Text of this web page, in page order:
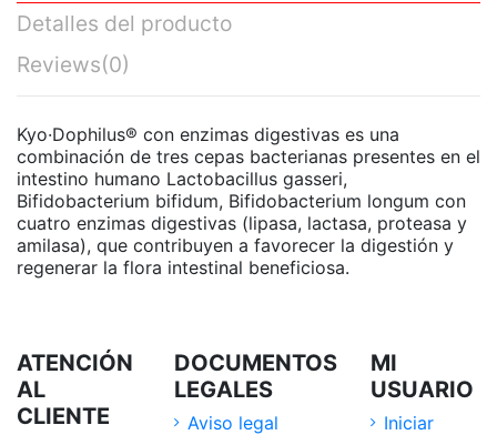
Detalles del producto
Reviews(0)
Kyo·Dophilus® con enzimas digestivas es una
combinación de tres cepas bacterianas presentes en el
intestino humano Lactobacillus gasseri,
Bifidobacterium bifidum, Bifidobacterium longum con
cuatro enzimas digestivas (lipasa, lactasa, proteasa y
amilasa), que contribuyen a favorecer la digestión y
regenerar la flora intestinal beneficiosa.
ATENCIÓN
AL
CLIENTE
DOCUMENTOS
LEGALES
Aviso legal
MI
USUARIO
Iniciar